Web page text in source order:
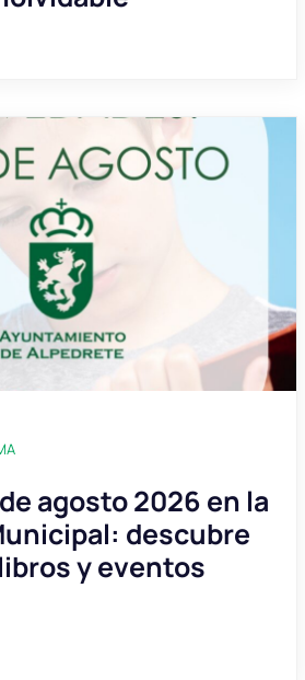
agosto 2026 en la
descubre
y eventos